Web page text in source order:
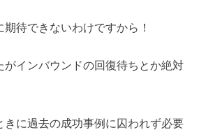
待できないわけですから！
がインバウンドの回復待ちとか絶対
きに過去の成功事例に囚われず必要